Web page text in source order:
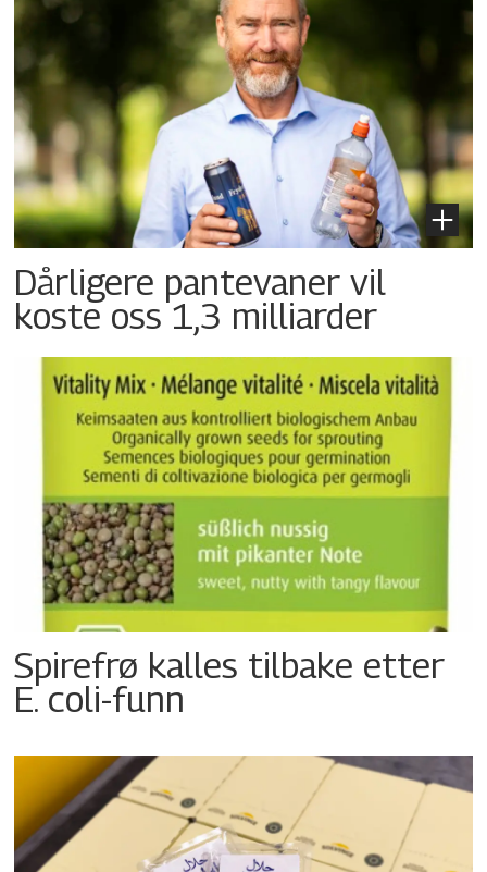
Dårligere pantevaner vil
koste oss 1,3 milliarder
Spirefrø kalles tilbake etter
E. coli-funn